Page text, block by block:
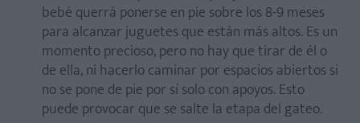
bebé querrá ponerse en pie sobre los 8-9 meses
para alcanzar juguetes que están más altos. Es un
momento precioso, pero no hay que tirar de él o
de ella, ni hacerlo caminar por espacios abiertos si
no se pone de pie por sí solo con apoyos. Esto
puede provocar que se salte la etapa del gateo.